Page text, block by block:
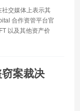
社交媒体上表示其
合作资管平台官
以及其他资产价
案裁决